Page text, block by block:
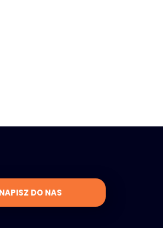
NAPISZ DO NAS